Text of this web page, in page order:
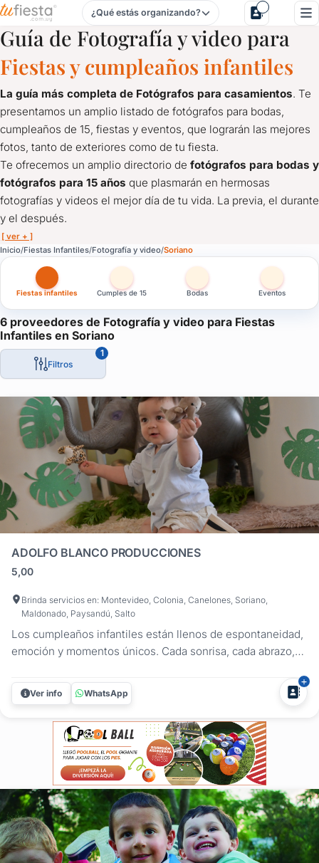
Fotografía y video para Fiestas Infantiles en Soriano
¿Qué estás organizando?
Guía de Fotografía y video para
Fiestas y cumpleaños infantiles
La guía más completa de Fotógrafos para casamientos. Te
presentamos un amplio listado de fotógrafos para bodas,
cumpleaños de 15, fiestas y eventos, que lograrán las mejores
fotos, tanto de exteriores como de tu fiesta.
Te ofrecemos un amplio directorio de fotógrafos para bodas y
fotógrafos para 15 años que plasmarán en hermosas
fotografías y videos el mejor día de tu vida. La previa, el durante
y el después.
[ ver + ]
Inicio Fiestas Infantiles Fotografía y video Soriano
Fiestas infantiles Cumples de 15 Bodas Eventos
6 proveedores de Fotografía y video para Fiestas
Infantiles en Soriano
Filtros
1
ADOLFO BLANCO PRODUCCIONES
5,00
Brinda servicios en: Montevideo, Colonia, Canelones, Soriano,
Maldonado, Paysandú, Salto
Los cumpleaños infantiles están llenos de espontaneidad,
emoción y momentos únicos. Cada sonrisa, cada abrazo,
que ocurre solo una vez.Por eso, nuestra forma de trabajar
es diferente. No buscamos que los niños posen
constantemente frente...
Ver info WhatsApp
Fotografía y video para Fiestas Infantiles en Soriano
La guía más completa de Fotógrafos para casamientos
Te ofrecemos un amplio directorio defotógrafos para bodas
¿Querés las mejores fotos del cumpleaños de 1 año? Aquí
Contarás con tus presentaciones en DVD, en los formatos
Para casamientos o bodas podrás tener la historia de la
Para tus 15 años, podrás tener el video desde cuando eras